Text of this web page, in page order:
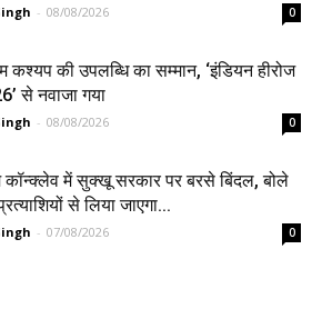
- 08/08/2026 0
कश्यप की उपलब्धि का सम्मान, ‘इंडियन हीरोज
से नवाजा गया
- 08/08/2026 0
कॉन्क्लेव में सुक्खू सरकार पर बरसे बिंदल, बोले
से लिया जाएगा...
- 07/08/2026 0